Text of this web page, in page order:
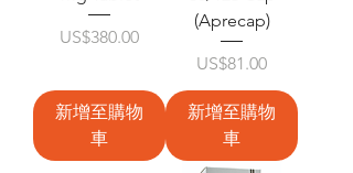
價格
US$380.00
新增至購物
車
(Aprecap)
價格
US$81.00
新增至購物
車